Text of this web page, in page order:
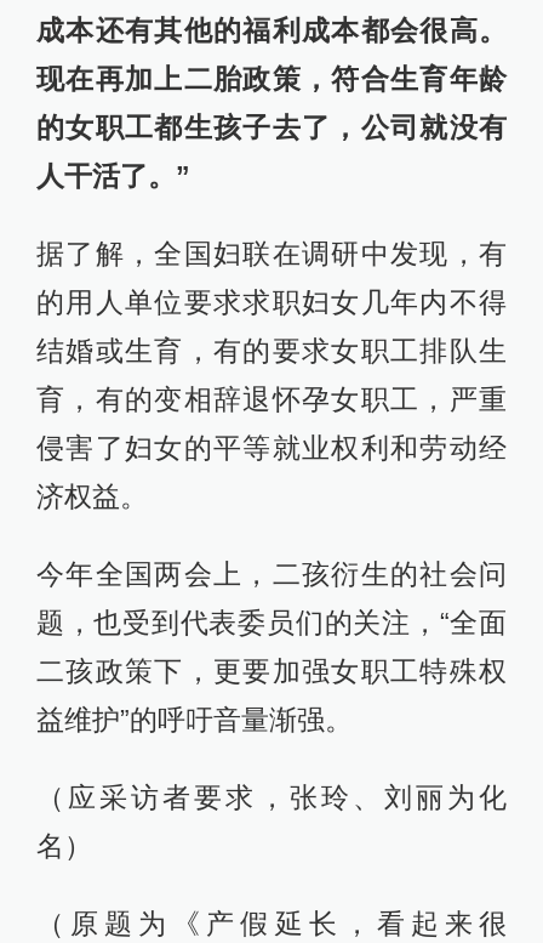
成本还有其他的福利成本都会很高。
现在再加上二胎政策，符合生育年龄
的女职工都生孩子去了，公司就没有
人干活了。”
据了解，全国妇联在调研中发现，有
的用人单位要求求职妇女几年内不得
结婚或生育，有的要求女职工排队生
育，有的变相辞退怀孕女职工，严重
侵害了妇女的平等就业权利和劳动经
济权益。
今年全国两会上，二孩衍生的社会问
题，也受到代表委员们的关注，“全面
二孩政策下，更要加强女职工特殊权
益维护”的呼吁音量渐强。
（应采访者要求，张玲、刘丽为化
名）
（原题为《产假延长，看起来很